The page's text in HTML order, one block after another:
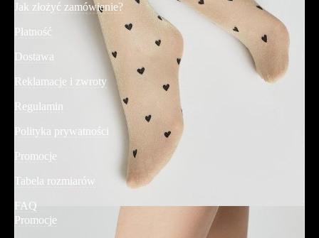
Jak złożyć zamówienie?
Płatność
Dostawa
Reklamacje i zwroty
Regulamin
Polityka prywatności
Promocje
Tabela rozmiarów
FAQ
Promocje